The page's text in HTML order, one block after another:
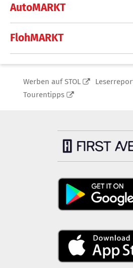
AutoMARKT
FlohMARKT
Werben auf STOL
Tourentipps